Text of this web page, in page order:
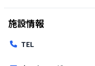
施設情報
TEL